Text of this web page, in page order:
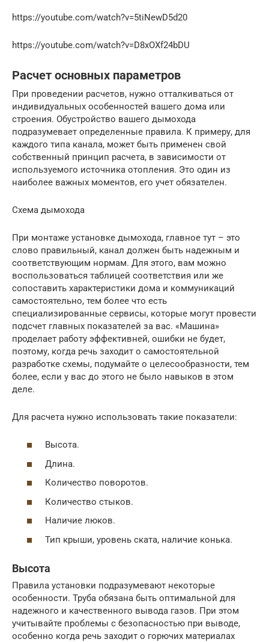
https://youtube.com/watch?v=5tiNewD5d20
https://youtube.com/watch?v=D8xOXf24bDU
Расчет основных параметров
При проведении расчетов, нужно отталкиваться от
индивидуальных особенностей вашего дома или
строения. Обустройство вашего дымохода
подразумевает определенные правила. К примеру, для
каждого типа канала, может быть применен свой
собственный принцип расчета, в зависимости от
используемого источника отопления. Это один из
наиболее важных моментов, его учет обязателен.
Схема дымохода
При монтаже установке дымохода, главное тут – это
слово правильный, канал должен быть надежным и
соответствующим нормам. Для этого, вам можно
воспользоваться таблицей соответствия или же
сопоставить характеристики дома и коммуникаций
самостоятельно, тем более что есть
специализированные сервисы, которые могут провести
подсчет главных показателей за вас. «Машина»
проделает работу эффективней, ошибки не будет,
поэтому, когда речь заходит о самостоятельной
разработке схемы, подумайте о целесообразности, тем
более, если у вас до этого не было навыков в этом
деле.
Для расчета нужно использовать такие показатели:
Высота.
Длина.
Количество поворотов.
Количество стыков.
Наличие люков.
Тип крыши, уровень ската, наличие конька.
Высота
Правила установки подразумевают некоторые
особенности. Труба обязана быть оптимальной для
надежного и качественного вывода газов. При этом
учитывайте проблемы с безопасностью при выводе,
особенно когда речь заходит о горючих материалах